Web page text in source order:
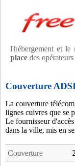
l'hébergement et
place des
Couverture
La couverture
lignes cuivres que se
Le fournisseur
dans la ville, mis en
Couverture